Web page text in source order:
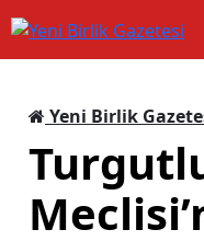
Yeni Birlik